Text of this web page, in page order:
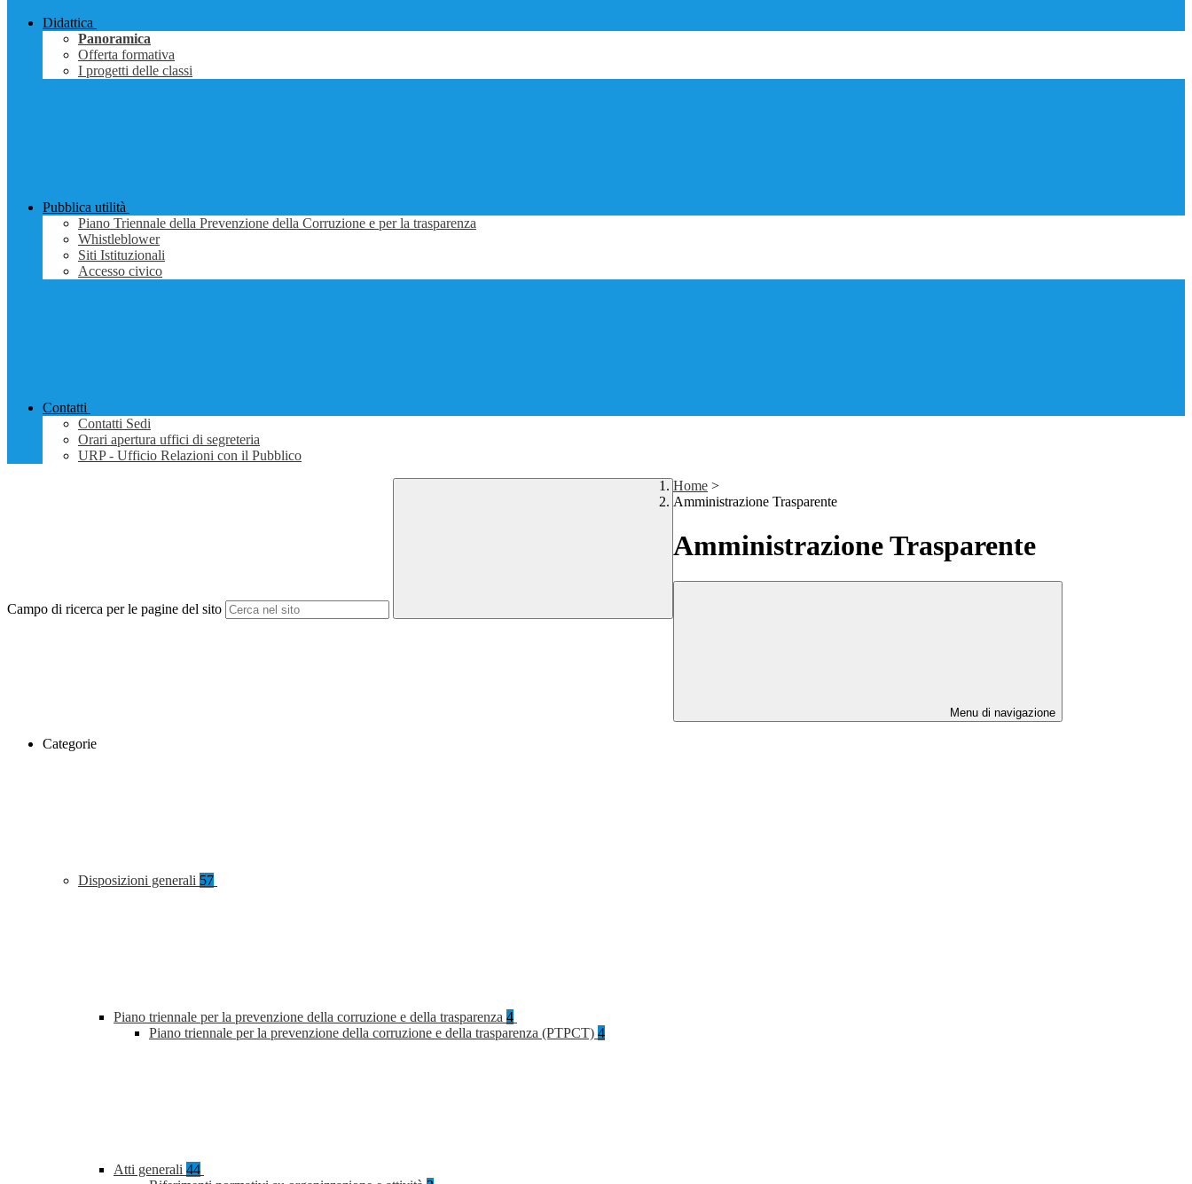
Didattica
Panoramica
Offerta formativa
I progetti delle classi
Pubblica utilità
Piano Triennale della Prevenzione della Corruzione e per la trasparenza
Whistleblower
Siti Istituzionali
Accesso civico
Contatti
Contatti Sedi
Orari apertura uffici di segreteria
URP - Ufficio Relazioni con il Pubblico
Campo di ricerca per le pagine del sito
Home >
Amministrazione Trasparente
Amministrazione Trasparente
Menu di navigazione
Categorie
Disposizioni generali 57
Piano triennale per la prevenzione della corruzione e della trasparenza 4
Piano triennale per la prevenzione della corruzione e della trasparenza (PTPCT) 4
Atti generali 44